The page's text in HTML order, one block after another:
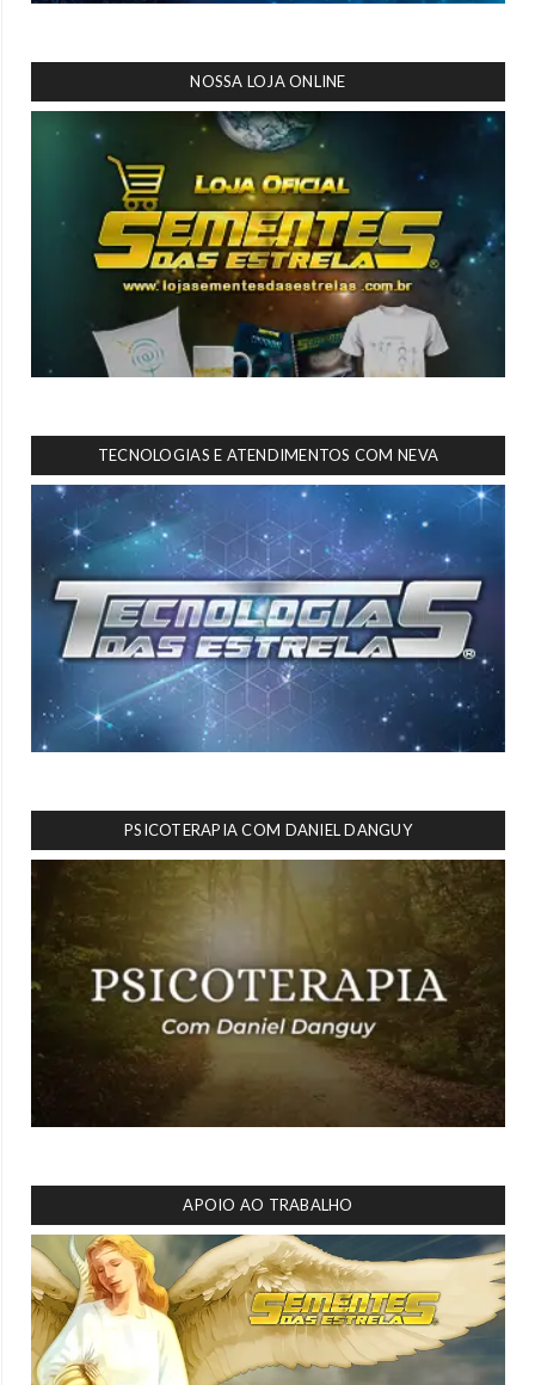
NOSSA LOJA ONLINE
TECNOLOGIAS E ATENDIMENTOS COM NEVA
PSICOTERAPIA COM DANIEL DANGUY
APOIO AO TRABALHO